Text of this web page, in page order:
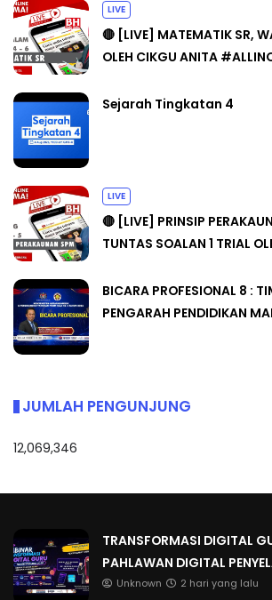
LIVE
🔴 [LIVE] MATEMATIK SR,
OLEH CIKGU ANITA
Sejarah Tingkatan 4
LIVE
🔴 [LIVE] PRINSIP
TUNTAS SOALAN 1 TRIAL
BICARA PROFESIONAL 8 :
PENGARAH PENDIDIKAN
JUMLAH PENGUNJUNG
12,069,346
TRANSFORMASI DIGITAL
PAHLAWAN DIGITAL
Unknown 2 hari yang lalu